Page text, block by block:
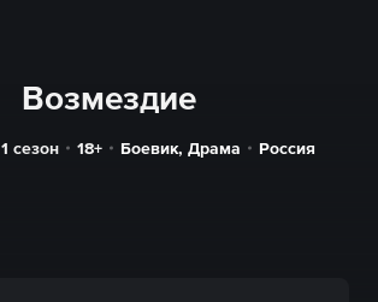
Возмездие
1 сезон 18+ Боевик,Драма Россия